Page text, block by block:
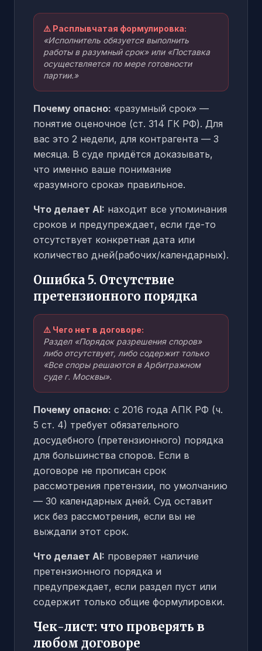
⚠️ Расплывчатая формулировка:
«Исполнитель обязуется выполнить
работы в разумный срок» или «Поставка
осуществляется по мере готовности
партии.»
Почему опасно: «разумный срок» —
понятие оценочное (ст. 314 ГК РФ). Для
вас это 2 недели, для контрагента — 3
месяца. В суде придётся доказывать,
что именно ваше понимание
«разумного срока» правильное.
Что делает AI: находит все упоминания
сроков и предупреждает, если где-то
отсутствует конкретная дата или
количество дней(рабочих/календарных).
Ошибка 5. Отсутствие
претензионного порядка
⚠️ Чего нет в договоре:
Раздел «Порядок разрешения споров»
либо отсутствует, либо содержит только
«Все споры решаются в Арбитражном
суде г. Москвы».
Почему опасно: с 2016 года АПК РФ (ч.
5 ст. 4) требует обязательного
досудебного (претензионного) порядка
для большинства споров. Если в
договоре не прописан срок
рассмотрения претензии, по умолчанию
— 30 календарных дней. Суд оставит
иск без рассмотрения, если вы не
выждали этот срок.
Что делает AI: проверяет наличие
претензионного порядка и
предупреждает, если раздел пуст или
содержит только общие формулировки.
Чек-лист: что проверять в
любом договоре